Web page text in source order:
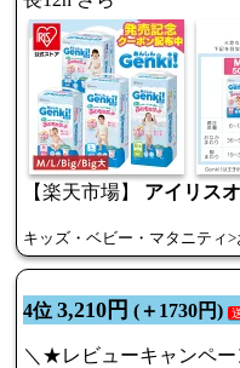
【楽天市場】 アイリス
キッズ・ベビー・マタニティ
4位 3,210円 (＋1730円)
＼★レビューキャンペ